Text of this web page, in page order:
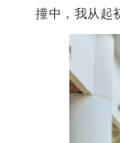
撞中，我从起